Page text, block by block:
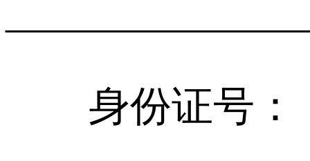
身份证号：